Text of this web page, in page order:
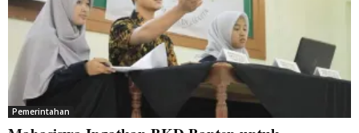
Pemerintahan